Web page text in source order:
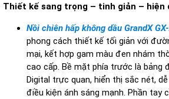
Thiết kế sang trọng – tinh giản – hiện
Nồi chiên hấp không dầu GrandX
phong cách thiết kế tối giản với
mại, kết hợp gam màu đen nhám
cao cấp. Bề mặt phía trước là bảng
Digital trực quan, hiển thị sắc nét,
điều kiện ánh sáng mạnh. Phần tay